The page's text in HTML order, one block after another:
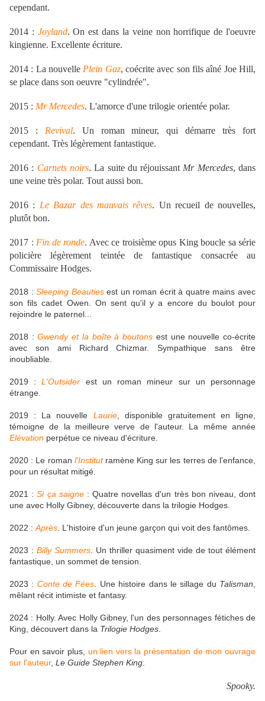
cependant.
2014 : Joyland. On est dans la veine non horrifique de l'oeuvre
kingienne. Excellente écriture.
2014 : La nouvelle Plein Gaz, coécrite avec son fils aîné Joe Hill,
se place dans son oeuvre "cylindrée".
2015 : Mr Mercedes. L'amorce d'une trilogie orientée polar.
2015 : Revival. Un roman mineur, qui démarre très fort
cependant. Très légèrement fantastique.
2016 : Carnets noirs. La suite du réjouissant Mr Mercedes, dans
une veine très polar. Tout aussi bon.
2016 : Le Bazar des mauvais rêves. Un recueil de nouvelles,
plutôt bon.
2017 : Fin de ronde. Avec ce troisième opus King boucle sa série
policière légèrement teintée de fantastique consacrée au
Commissaire Hodges.
2018 : Sleeping Beautiesest un roman écrit à quatre mains avec
son fils cadet Owen. On sent qu'il y a encore du boulot pour
rejoindre le paternel...
2018 :Gwendy et la boîte à boutons est une nouvelle co-écrite
avec son ami Richard Chizmar. Sympathique sans être
inoubliable.
2019 :L'Outsider est un roman mineur sur un personnage
étrange.
2019 : La nouvelle Laurie, disponible gratuitement en ligne,
témoigne de la meilleure verve de l'auteur. La même année
Elévation perpétue ce niveau d'écriture.
2020 : Le roman l'Institutramène King sur les terres de l'enfance,
pour un résultat mitigé.
2021 :Si ça saigne: Quatre novellas d'un très bon niveau, dont
une avec Holly Gibney, découverte dans la trilogie Hodges.
2022 : Après . L'histoire d'un jeune garçon qui voit des fantômes.
2023 : Billy Summers . Un thriller quasiment vide de tout élément
fantastique, un sommet de tension.
2023 : Conte de Fées . Une histoire dans le sillage du Talisman
mêlant récit intimiste et fantasy.
2024 : Holly. Avec Holly Gibney, l'un des personnages fétiches de
King, découvert dans la Trilogie Hodges
Pour en savoir plus, un lien vers la présentation de mon ouvrage
sur l'auteur, Le Guide Stephen King
Spooky.